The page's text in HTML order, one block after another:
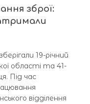
зброї:
19-річний
області та 41-
Під час
відділення